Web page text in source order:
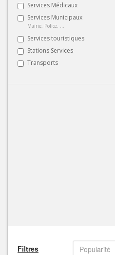
Services Médicaux
Services Municipaux
Mairie, Police, ...
Services touristiques
Stations Services
Transports
Filtres
Popularité